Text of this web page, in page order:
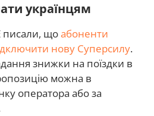
українцям
писали, щоабоненти
нову Суперсилу.
знижки на поїздки в
можна в
оператора або за